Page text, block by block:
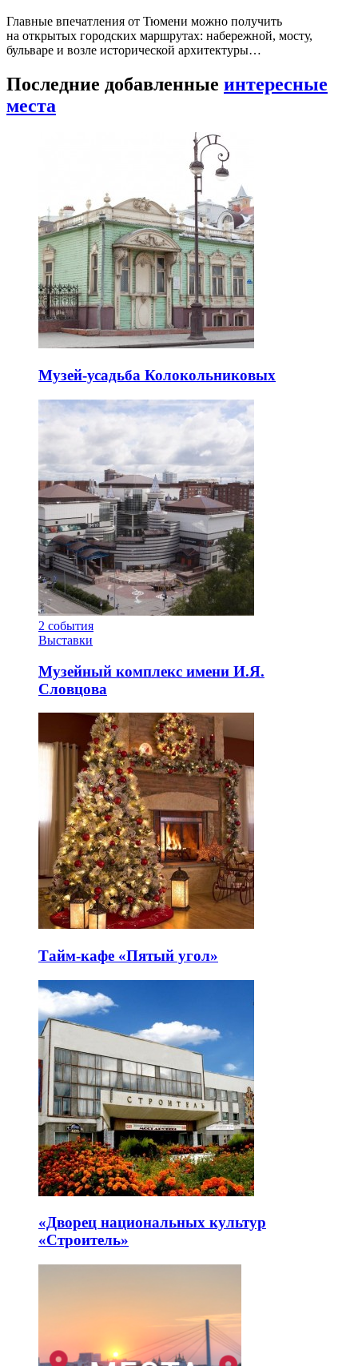
Главные впечатления от Тюмени можно получить
на открытых городских маршрутах: набережной, мосту,
бульваре и возле исторической архитектуры…
Последние добавленные интересные
места
Музей-усадьба Колокольниковых
2 события
Выставки
Музейный комплекс имени И.Я.
Словцова
Тайм-кафе «Пятый угол»
«Дворец национальных культур
«Строитель»